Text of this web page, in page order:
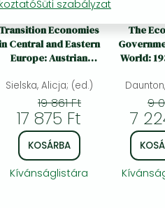
Transition Economies
Central and Eastern
Europe: Austrian
Sielska, Alicja; (ed.)
19 861 Ft
17 875 Ft
KOSÁRBA
Kívánságlistára
The
World:
9
7
Süti szabályzat